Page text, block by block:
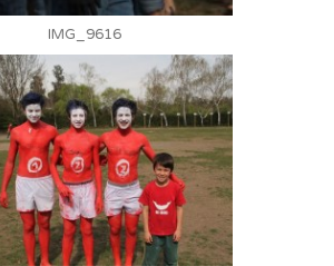
IMG_9616